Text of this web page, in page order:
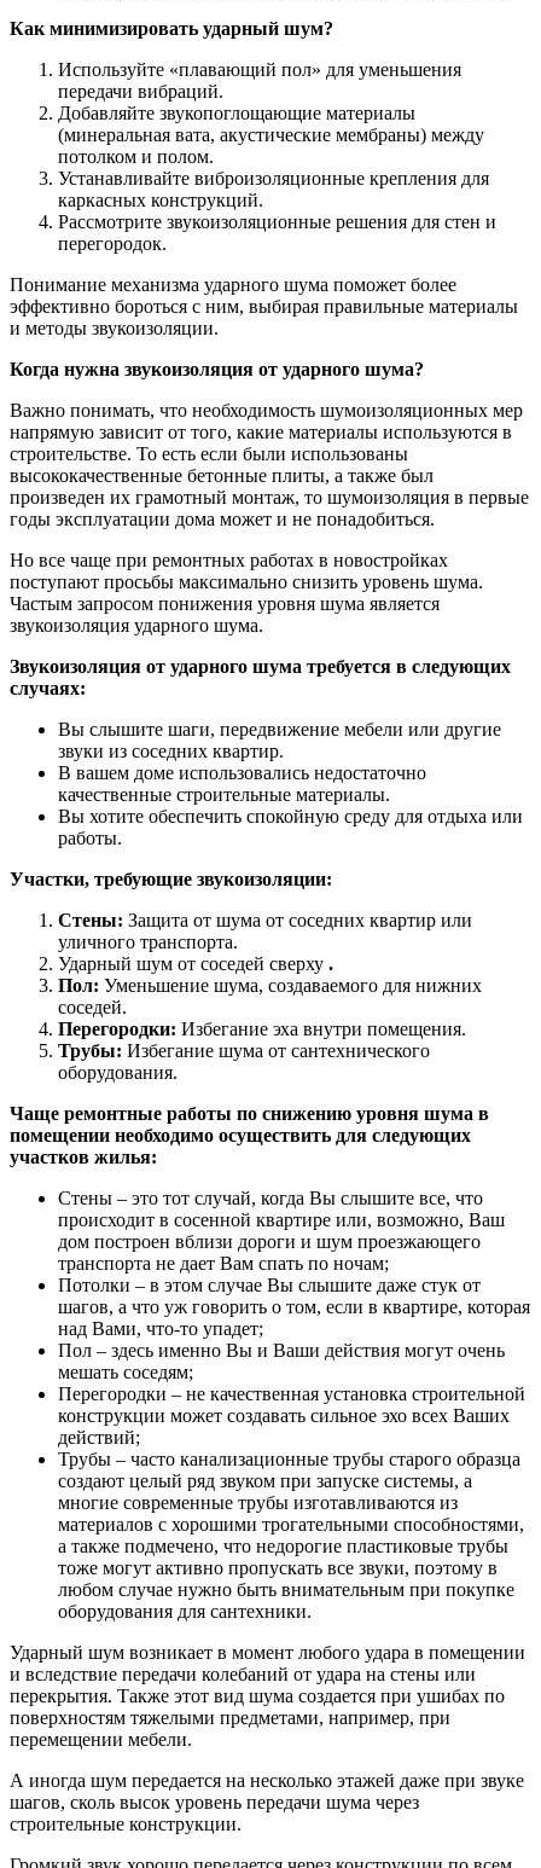
Как минимизировать ударный шум?
Используйте «плавающий пол» для уменьшения
передачи вибраций.
Добавляйте звукопоглощающие материалы
(минеральная вата, акустические мембраны) между
потолком и полом.
Устанавливайте виброизоляционные крепления для
каркасных конструкций.
Рассмотрите звукоизоляционные решения для стен и
перегородок.
Понимание механизма ударного шума поможет более
эффективно бороться с ним, выбирая правильные материалы
и методы звукоизоляции.
Когда нужна звукоизоляция от ударного шума?
Важно понимать, что необходимость шумоизоляционных мер
напрямую зависит от того, какие материалы используются в
строительстве. То есть если были использованы
высококачественные бетонные плиты, а также был
произведен их грамотный монтаж, то шумоизоляция в первые
годы эксплуатации дома может и не понадобиться.
Но все чаще при ремонтных работах в новостройках
поступают просьбы максимально снизить уровень шума.
Частым запросом понижения уровня шума является
звукоизоляция ударного шума.
Звукоизоляция от ударного шума требуется в следующих
случаях:
Вы слышите шаги, передвижение мебели или другие
звуки из соседних квартир.
В вашем доме использовались недостаточно
качественные строительные материалы.
Вы хотите обеспечить спокойную среду для отдыха или
работы.
Участки, требующие звукоизоляции:
Стены: Защита от шума от соседних квартир или
уличного транспорта.
Ударный шум от соседей сверху .
Пол: Уменьшение шума, создаваемого для нижних
соседей.
Перегородки: Избегание эха внутри помещения.
Трубы: Избегание шума от сантехнического
оборудования.
Чаще ремонтные работы по снижению уровня шума в
помещении необходимо осуществить для следующих
участков жилья:
Стены – это тот случай, когда Вы слышите все, что
происходит в сосенной квартире или, возможно, Ваш
дом построен вблизи дороги и шум проезжающего
транспорта не дает Вам спать по ночам;
Потолки – в этом случае Вы слышите даже стук от
шагов, а что уж говорить о том, если в квартире, которая
над Вами, что-то упадет;
Пол – здесь именно Вы и Ваши действия могут очень
мешать соседям;
Перегородки – не качественная установка строительной
конструкции может создавать сильное эхо всех Ваших
действий;
Трубы – часто канализационные трубы старого образца
создают целый ряд звуком при запуске системы, а
многие современные трубы изготавливаются из
материалов с хорошими трогательными способностями,
а также подмечено, что недорогие пластиковые трубы
тоже могут активно пропускать все звуки, поэтому в
любом случае нужно быть внимательным при покупке
оборудования для сантехники.
Ударный шум возникает в момент любого удара в помещении
и вследствие передачи колебаний от удара на стены или
перекрытия. Также этот вид шума создается при ушибах по
поверхностям тяжелыми предметами, например, при
перемещении мебели.
А иногда шум передается на несколько этажей даже при звуке
шагов, сколь высок уровень передачи шума через
строительные конструкции.